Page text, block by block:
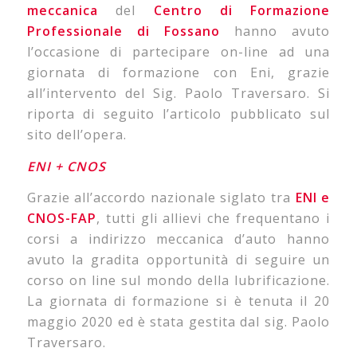
meccanica del Centro di Formazione
Professionale di Fossano hanno avuto
l’occasione di partecipare on-line ad una
giornata di formazione con Eni, grazie
all’intervento del Sig. Paolo Traversaro. Si
riporta di seguito l’articolo pubblicato sul
sito dell’opera.
ENI + CNOS
Grazie all’accordo nazionale siglato tra ENI e
CNOS-FAP, tutti gli allievi che frequentano i
corsi a indirizzo meccanica d’auto hanno
avuto la gradita opportunità di seguire un
corso on line sul mondo della lubrificazione.
La giornata di formazione si è tenuta il 20
maggio 2020 ed è stata gestita dal sig. Paolo
Traversaro.